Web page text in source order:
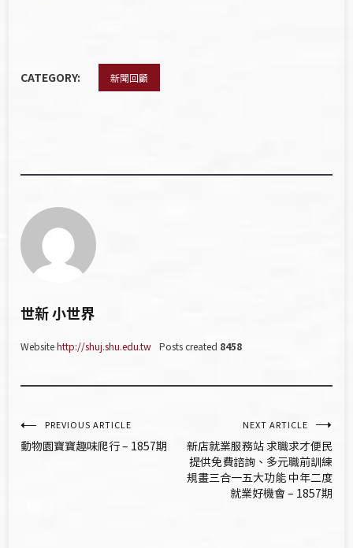
CATEGORY: 新聞回顧
世新 小世界
Websitehttp://shuj.shu.edu.tw Posts created 8458
文
章
PREVIOUS ARTICLE
動物園寶寶趣味爬行 – 1857期
NEXT ARTICLE
新店就業服務站 求職求才便民
提供免費諮詢、多元職前訓練
規畫三合一五大功能 中年二度
就業好機會 – 1857期